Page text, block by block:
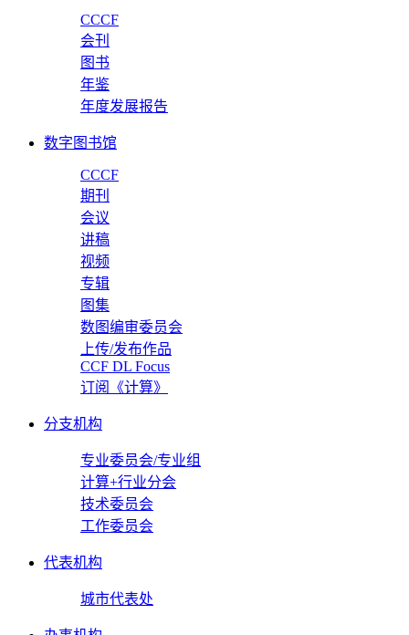
CCCF
会刊
图书
年鉴
年度发展报告
数字图书馆
CCCF
期刊
会议
讲稿
视频
专辑
图集
数图编审委员会
上传/发布作品
CCF DL Focus
订阅《计算》
分支机构
专业委员会/专业组
计算+行业分会
技术委员会
工作委员会
代表机构
城市代表处